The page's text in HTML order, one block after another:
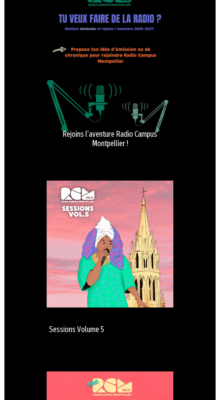
Rejoins l’aventure Radio Campus
Montpellier !
Sessions Volume 5